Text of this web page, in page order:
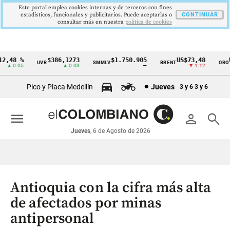
Cintillo
económicos
Colombia
%
0.05
UVR$386,1273
▲ 0.03
SMMLV$1.750.905 BRENTUS$73,48
▼ 1.12
ORO
Pico y Placa Medellín Jueves 3 y 6 3 y 6
person search
Jueves, 6 de Agosto de 2026
menu
Antioquia con la cifra más alta
de afectados por minas
antipersonal
Este portal emplea cookies internas y de terceros con fines
estadísticos, funcionales y publicitarios. Puede aceptarlas o
consultar más en nuestra politica de cookies
CONTINUAR